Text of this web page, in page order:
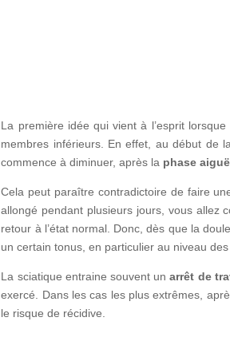
La première idée qui vient à l’esprit
membres inférieurs. En effet, au début de
commence à diminuer, après la phase aiguë
Cela peut paraître contradictoire de faire
allongé pendant plusieurs jours, vous allez
retour à l’état normal. Donc, dès que la
un certain tonus, en particulier au niveau des
La sciatique entraine souvent unarrêt de
exercé. Dans les cas les plus extrêmes,
le risque de récidive.